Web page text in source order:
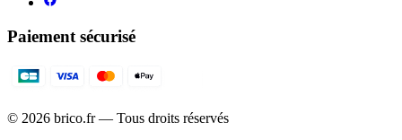
Paiement sécurisé
© 2026 brico.fr — Tous droits réservés